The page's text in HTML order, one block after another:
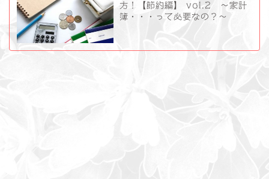
方！【節約編】 vol.2 ～家計
簿・・・って必要なの？～